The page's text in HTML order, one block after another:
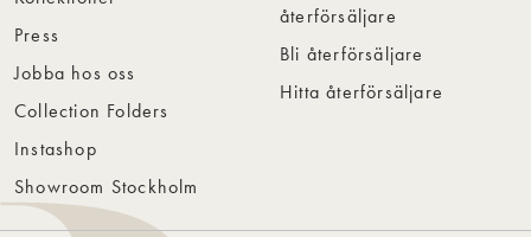
Press
Jobba hos oss
Collection Folders
Instashop
Showroom Stockholm
återförsäljare
Bli återförsäljare
Hitta återförsäljare